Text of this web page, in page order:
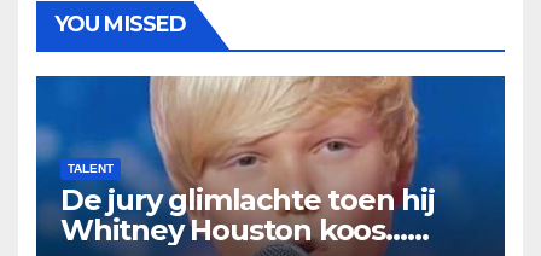
YOU MISSED
TALENT
De jury glimlachte toen hij
Whitney Houston koos…